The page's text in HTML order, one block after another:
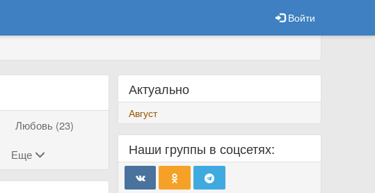
Войти
Любовь (23)
Еще
Актуально
Август
Наши группы в соцсетях: